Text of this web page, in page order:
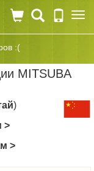
:(
MITSUBA
)
>
>